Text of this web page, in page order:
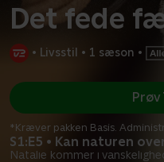
Det fede
• Livsstil • 1 sæson •
S1:E5 • Kan naturen
Natalie kommer i
Prøv
*Kræver pakken Basis.